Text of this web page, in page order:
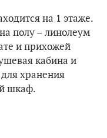
на 1 этаже.
полу – линолеум
и прихожей
кабина и
хранения
шкаф.